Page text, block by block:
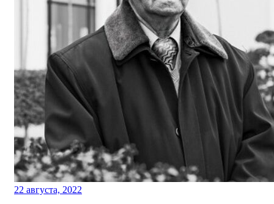
22 августа, 2022